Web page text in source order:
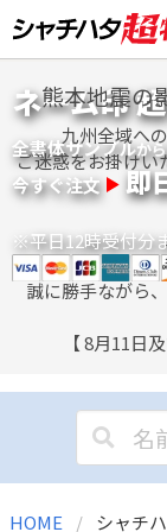
to
content
ネーム印
全書体サンプルから
今すぐ注文 即
※平日12時受付分
熊本地震の
九州全域へ
ご迷惑をお掛けい
誠に勝手ながら
【 8月11日
HOME シャチ